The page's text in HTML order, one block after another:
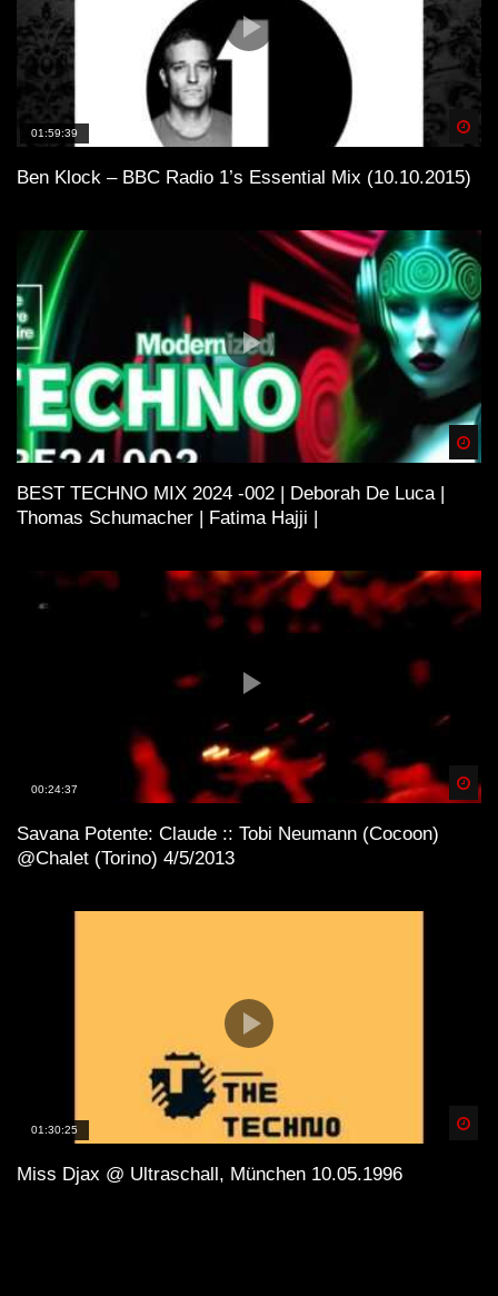
01:59:39
Ben Klock – BBC Radio 1’s Essential Mix (10.10.2015)
BEST TECHNO MIX 2024 -002 | Deborah De Luca |
Thomas Schumacher | Fatima Hajji |
00:24:37
Savana Potente: Claude :: Tobi Neumann (Cocoon)
@Chalet (Torino) 4/5/2013
01:30:25
Miss Djax @ Ultraschall, München 10.05.1996